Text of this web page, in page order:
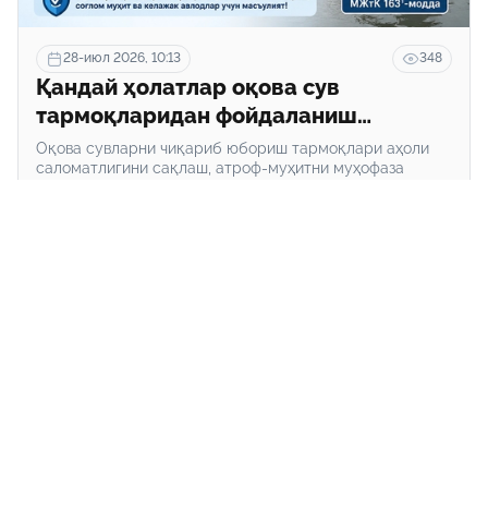
28-июл 2026, 10:13 348
Қандай ҳолатлар оқова сув
тармоқларидан фойдаланиш
қоидаларини бузиш деб
ҳисобланади?
Оқова сувларни чиқариб юбориш тармоқлари аҳоли
саломатлигини сақлаш, атроф-муҳитни муҳофаза